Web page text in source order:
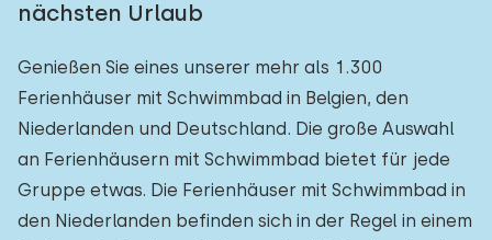
nächsten Urlaub
Genießen Sie eines unserer mehr als 1.300
Ferienhäuser mit Schwimmbad in Belgien, den
Niederlanden und Deutschland. Die große Auswahl
an Ferienhäusern mit Schwimmbad bietet für jede
Gruppe etwas. Die Ferienhäuser mit Schwimmbad in
den Niederlanden befinden sich in der Regel in einem